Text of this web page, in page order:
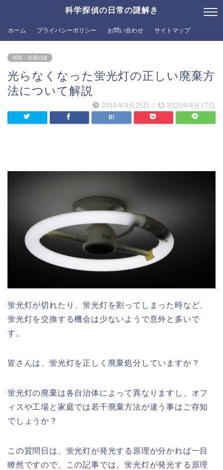
科学探偵の日常の謎解き
ホーム プライバシーポリシー お問い合わせ サイトマップ
掃除・洗濯の謎
光らなくなった蛍光灯の正しい廃棄方
法について解説
2016年9月25日 / 2020年6月17日
蛍光灯が切れたり、蛍光灯を割ってしまった時など、
蛍光灯を交換する機会は少ないようで意外と多いで
す。
皆さんは、蛍光灯を正しく廃棄処分していますか？
蛍光灯の廃棄は各自治体によって異なりますし、オフ
ィスや工場と家庭では若干廃棄方法が違う事はご存知
でしょうか？
この質問日は、蛍光灯が発光する原理が分かれば一目
瞭然ですので、この記事では、蛍光灯が発光する原理